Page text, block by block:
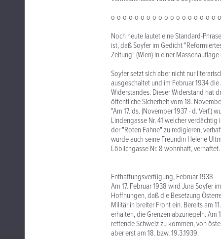
o-o-o-o-o-o-o-o-o-o-o-o-o-o-o-o-o-o-
Noch heute lautet eine Standard-
ist, daß Soyfer im Gedicht
Zeitung" (Wien) in einer
Soyfer setzt sich aber nicht nur
ausgeschaltet und im Februar 1934
Widerstandes. Dieser Widerstand hat
öffentliche Sicherheit vom 18.
"Am 17. ds. (November 1937 - d. Verf.)
Lindengasse Nr. 41 welcher
der "Roten Fahne" zu redigieren,
wurde auch seine Freundin Helene
Löblichgasse Nr. 8 wohnhaft,
Enthaftungsverfügung, Februar 1938
Am 17. Februar 1938 wird Jura Soyfer
Hoffnungen, daß die Besetzung
Militär in breiter Front ein. Bereits am
erhalten, die Grenzen abzuriegeln. Am
rettende Schweiz zu kommen, von
aber erst am 18. bzw. 19.3.1939.